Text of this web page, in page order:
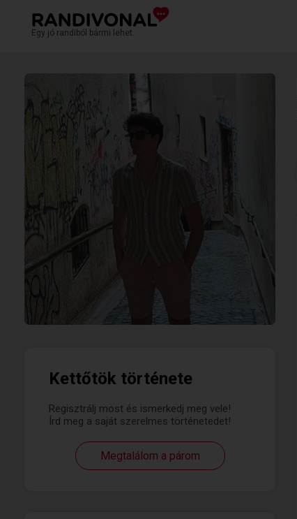
Egy jó randiból bármi lehet.
Kettőtök története
Regisztrálj most és ismerkedj meg vele!
Írd meg a saját szerelmes történetedet!
Megtalálom a párom